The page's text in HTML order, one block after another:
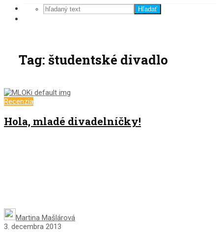
Hľadať
Tag: študentské divadlo
Recenzia
Hola, mladé divadelníčky!
Martina Mašlárová
3. decembra 2013